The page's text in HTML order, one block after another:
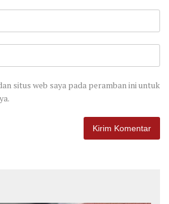
situs web saya pada peramban ini untuk